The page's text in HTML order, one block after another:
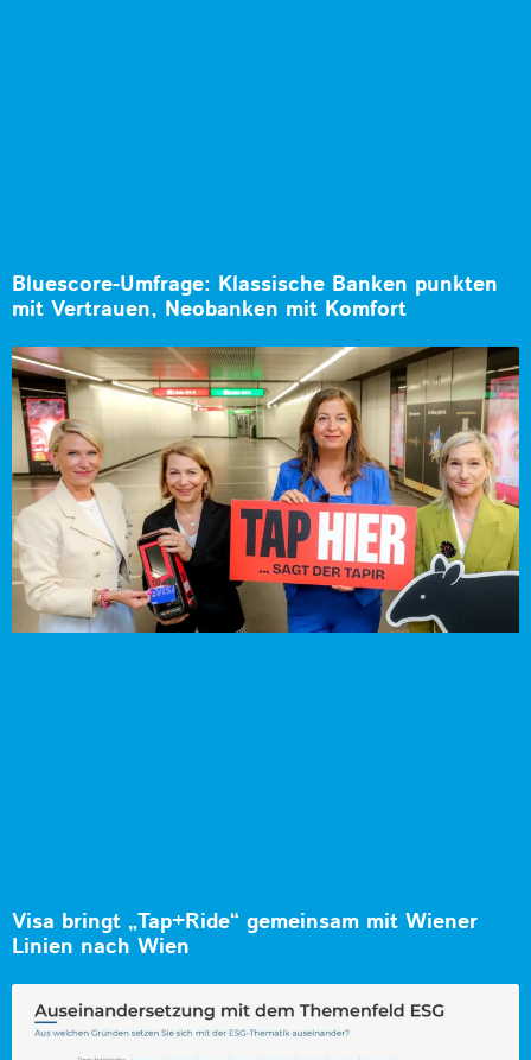
Bluescore-Umfrage: Klassische Banken punkten
mit Vertrauen, Neobanken mit Komfort
Visa bringt „Tap+Ride“ gemeinsam mit Wiener
Linien nach Wien